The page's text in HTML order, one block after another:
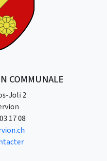
COMMUNALE
Joli 2
17 08